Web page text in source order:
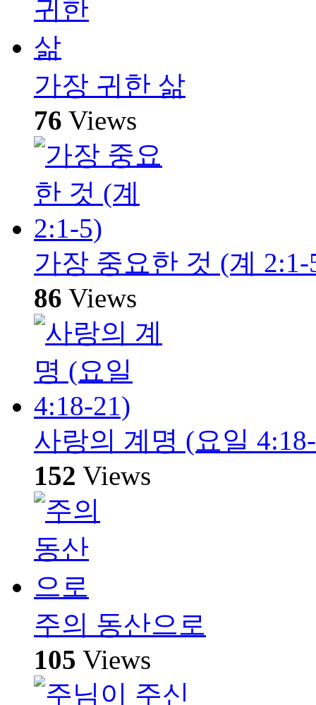
가장 귀한 삶
76 Views
가장 중요한 것 (계 2:1-
86 Views
사랑의 계명 (요일
152 Views
주의 동산으로
105 Views